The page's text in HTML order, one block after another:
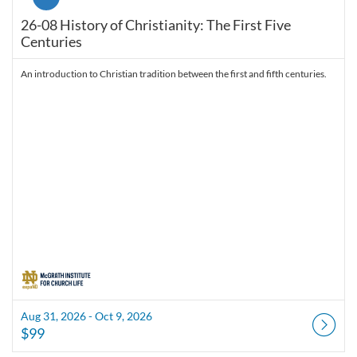
26-08 History of Christianity: The First Five
Centuries
An introduction to Christian tradition between the first and fifth centuries.
Aug 31, 2026 - Oct 9, 2026
$99